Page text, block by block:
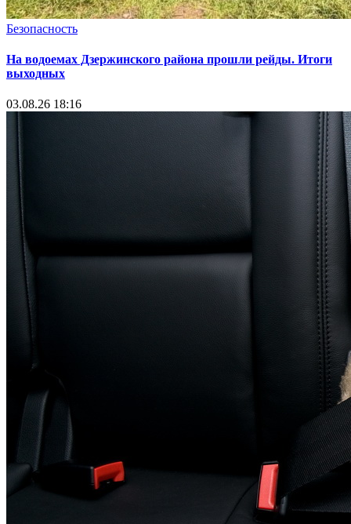
Безопасность
На водоемах Дзержинского района прошли рейды. Итоги
выходных
03.08.26 18:16